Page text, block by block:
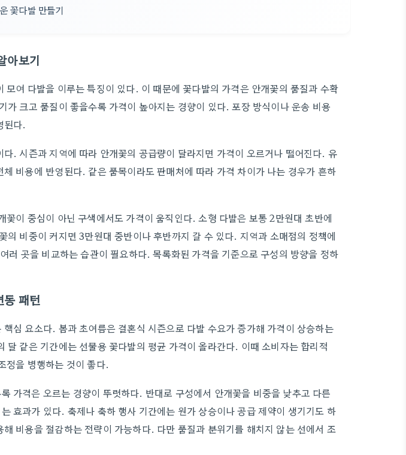
꽃다발 만들기
아보기
모여 다발을 이루는 특징이 있다. 이 때문에 꽃다발의 가격은 안개꽃의 품질과 수확
가 크고 품질이 좋을수록 가격이 높아지는 경향이 있다. 포장 방식이나 운송 비용
된다.
. 시즌과 지역에 따라 안개꽃의 공급량이 달라지면 가격이 오르거나 떨어진다. 유
비용에 반영된다. 같은 품목이라도 판매처에 따라 가격 차이가 나는 경우가 흔하
꽃이 중심이 아닌 구색에서도 가격이 움직인다. 소형 다발은 보통 2만원대 초반에
의 비중이 커지면 3만원대 중반이나 후반까지 갈 수 있다. 지역과 소매점의 정책에
러 곳을 비교하는 습관이 필요하다. 목록화된 가격을 기준으로 구성의 방향을 정하
동 패턴
심 요소다. 봄과 초여름은 결혼식 시즌으로 다발 수요가 증가해 가격이 상승하는
달 같은 기간에는 선물용 꽃다발의 평균 가격이 올라간다. 이때 소비자는 합리적
정을 병행하는 것이 좋다.
가격은 오르는 경향이 뚜렷하다. 반대로 구성에서 안개꽃을 비중을 낮추고 다른
효과가 있다. 축제나 축하 행사 기간에는 원가 상승이나 공급 제약이 생기기도 하
비용을 절감하는 전략이 가능하다. 다만 품질과 분위기를 해치지 않는 선에서 조